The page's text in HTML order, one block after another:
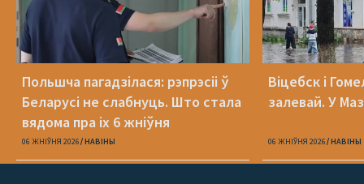
Польшча пагадзілася: рэпрэсіі ў
Беларусі не слабнуць. Што стала
вядома пра іх 6 жніўня
06 ЖНІЎНЯ 2026 НАВІНЫ
Віцебск і
залевай. У
06 ЖНІЎНЯ 2026 НАВІНЫ